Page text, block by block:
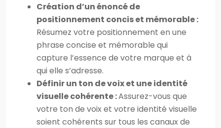
Création d’un énoncé de
positionnement concis et mémorable :
Résumez votre positionnement en une
phrase concise et mémorable qui
capture l’essence de votre marque et à
qui elle s’adresse.
Définir un ton de voix et une identité
visuelle cohérente :Assurez-vous que
votre ton de voix et votre identité visuelle
soient cohérents sur tous les canaux de